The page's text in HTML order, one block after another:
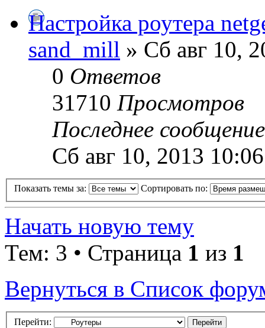
Настройка роутера
sand_mill » Сб авг 10,
0 Ответов
31710 Просмотров
Последнее
Сб авг 10, 2013
Показать темы за: Сортировать по:
Начать новую тему
Тем: 3 • Страница 1 из 1
Вернуться в Список
Перейти: